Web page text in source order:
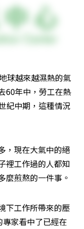
球越來越濕熱的氣
60年中，勞工在熱
紀中期，這種情況
，現在大氣中的絕
裡工作過的人都知
麼煎熬的一件事。
下工作所帶來的壓
家看中了已經在